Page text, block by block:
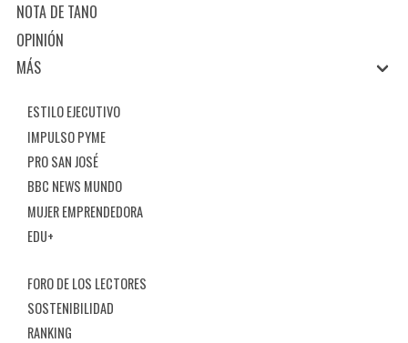
NOTA DE TANO
OPINIÓN
MÁS
ESTILO EJECUTIVO
IMPULSO PYME
PRO SAN JOSÉ
BBC NEWS MUNDO
MUJER EMPRENDEDORA
EDU+
FORO DE LOS LECTORES
SOSTENIBILIDAD
RANKING